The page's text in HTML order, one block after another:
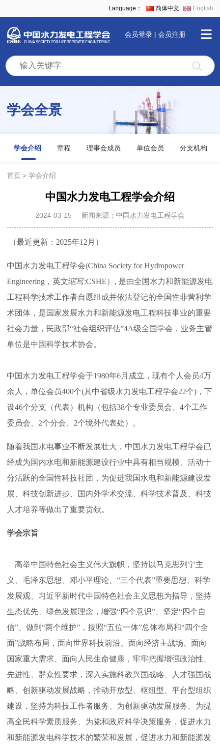
Language： 简体中文 English
会员登录 | 会员注册
页
学
决
策
询
奖
励
推
学
术
交
流
合
作
科
学
学会全景
学会介绍 章程 理事会成员 单位会员 分支机构
首页 学会介绍
中国水力发电工程学会介绍
2024-03-15 新闻来源：中国水力发电工程学会
（最近更新：2025年12月）
中国水力发电工程学会(China Society for Hydropower
Engineering，英文缩写:CSHE）, 是由全国水力和新能源发电
工程科学技术工作者自愿组成并依法登记的全国性非营利学
术团体，是国家发展水力和新能源发电工程科技事业的重要
社会力量，民政部“社会组织评估”4A级全国学会，业务主管
单位是中国科学技术协会。
中国水力发电工程学会于1980年6月成立，现有个人会员4万
余人，单位会员400个(其中省级水力发电工程学会22个)，下
设46个分支（代表）机构（包括38个专业委员会、4个工作
委员会、2个分会、2个境外代表处）。
随着我国水电事业不断发展壮大，中国水力发电工程学会已
经成为国内水电和新能源建设行业中具有相当规模、活动十
分活跃的全国性科技社团，为促进我国水电和新能源建设发
展、科技创新进步、国内外学术交流、科学技术普及、 科技
人才培养等做出了重要贡献。
学会宗旨
高举中国特色社会主义伟大旗帜， 坚持以马克思列宁主
义、毛泽东思想、邓小平理论、 “三个代表”重要思想、科学
发展观、习近平新时代中国特色社会主义思想为指导， 坚持
生态优先、绿色发展理念， 增强“四个意识”、坚定“四个自
信”、做到“两个维护”，按照“五位一体”总体布局和“四个全
面”战略布局， 面向世界科技前沿、面向经济主战场、面向
国家重大需求、面向人民生命健康 ， 牢牢把握增强政治性、
先进性
群众性要求 ，深入实施科教兴国战略 、人才强国战
略 、创新驱动发展战略， 推动开放型、枢纽型、平台型组织
建设， 坚持为科技工作者服务、为创新驱动发展服务、为提
高全民科学素质服务、为党和政府科学决策服务 ， 促进水力
和新能源发电科学技术的繁荣和发展，促进水力和新能源发